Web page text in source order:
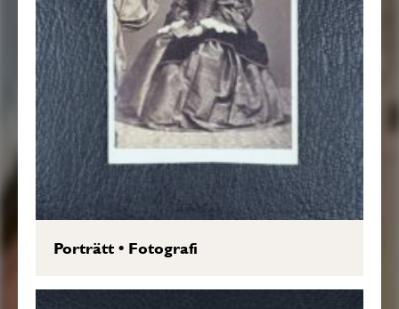
Porträtt• Fotografi